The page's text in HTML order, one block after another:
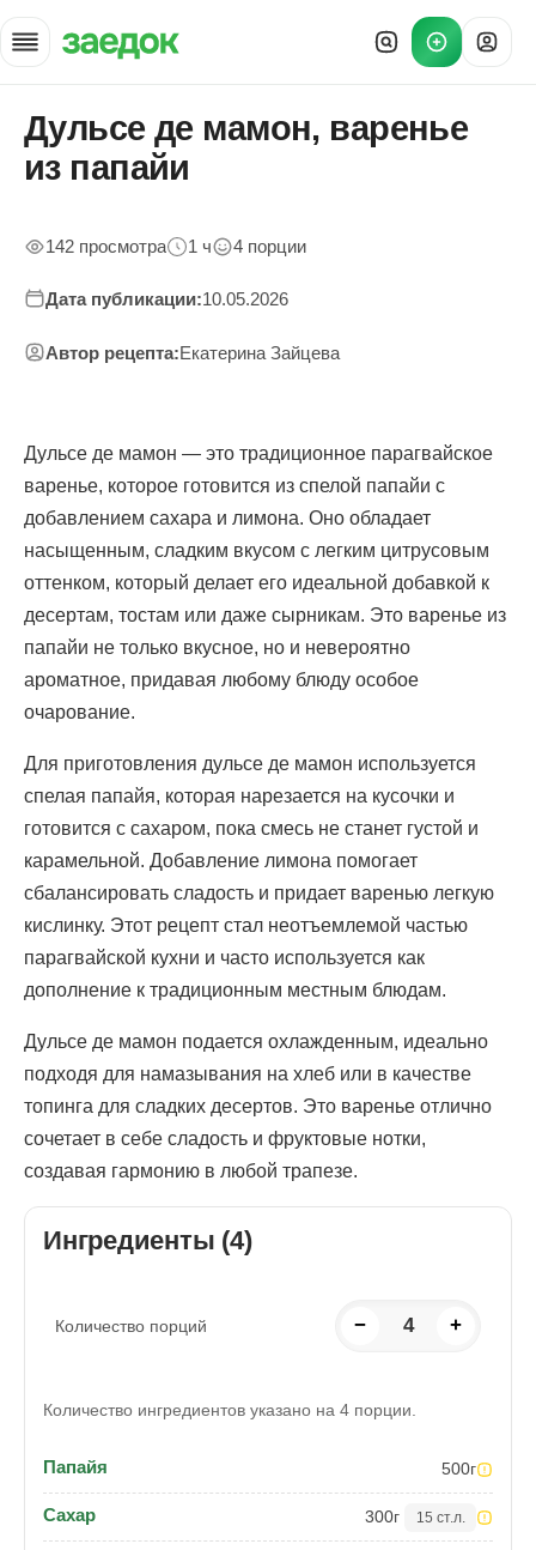
Главная
»
Рецепты
Дульсе де мамон, варенье
из папайи
142 просмотра 1 ч 4 порции
Дата публикации:10.05.2026
Автор рецепта:Екатерина Зайцева
Дульсе де мамон — это традиционное парагвайское
варенье, которое готовится из спелой папайи с
добавлением сахара и лимона. Оно обладает
насыщенным, сладким вкусом с легким цитрусовым
оттенком, который делает его идеальной добавкой к
десертам, тостам или даже сырникам. Это варенье из
папайи не только вкусное, но и невероятно
ароматное, придавая любому блюду особое
очарование.
Для приготовления дульсе де мамон используется
спелая папайя, которая нарезается на кусочки и
готовится с сахаром, пока смесь не станет густой и
карамельной. Добавление лимона помогает
сбалансировать сладость и придает варенью легкую
кислинку. Этот рецепт стал неотъемлемой частью
парагвайской кухни и часто используется как
дополнение к традиционным местным блюдам.
Дульсе де мамон подается охлажденным, идеально
подходя для намазывания на хлеб или в качестве
топинга для сладких десертов. Это варенье отлично
сочетает в себе сладость и фруктовые нотки,
создавая гармонию в любой трапезе.
Ингредиенты (4)
Количество порций − 4 +
Количество ингредиентов указано на 4 порции.
Папайя 500г
Сахар 300г 15 ст.л.